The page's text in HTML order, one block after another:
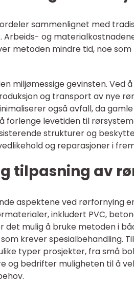
sammenlignet med
Arbeids- og
metoden mindre tid, noe
miljømessige gevinsten. Ved
og transport av nye
også avfall, da
forlenge levetiden til
strukturer og
og reparasjoner i
tilpasning av
aspektene ved rørfornying
inkludert PVC,
det mulig å bruke metoden i
krever spesialbehandling.
typer prosjekter, fra små
og bedrifter muligheten til å